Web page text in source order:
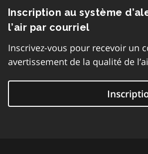
Inscription au système
l’air par courriel
Inscrivez-vous pour recevoir un
avertissement de la qualité de